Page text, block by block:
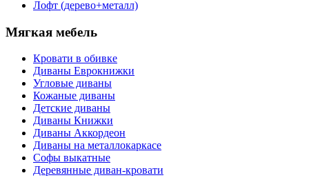
Лофт (дерево+металл)
Мягкая мебель
Кровати в обивке
Диваны Еврокнижки
Угловые диваны
Кожаные диваны
Детские диваны
Диваны Книжки
Диваны Аккордеон
Диваны на металлокаркасе
Софы выкатные
Деревянные диван-кровати